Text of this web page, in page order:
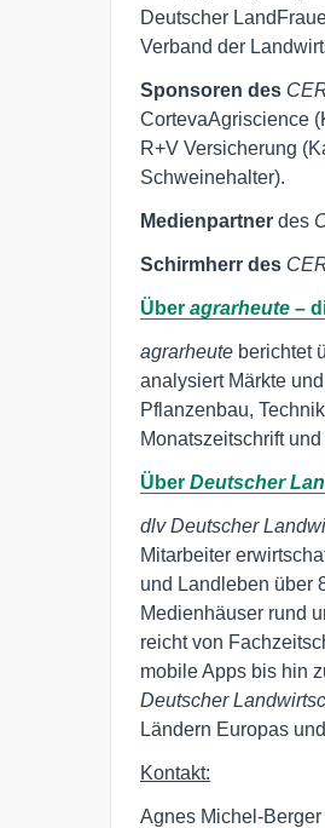
Deutscher
Verband der
Sponsoren des
CortevaAgriscience
R+V Versicherung
Schweinehalter).
Medienpartner des
Schirmherr des
Über agrarheute –
agrarheute berichtet
analysiert Märkte
Pflanzenbau,
Monatszeitschrift
Über Deutscher
dlv Deutscher
Mitarbeiter
und Landleben über
Medienhäuser rund
reicht von
mobile Apps bis hin
Deutscher
Ländern Europas
Kontakt:
Agnes Michel-Berger